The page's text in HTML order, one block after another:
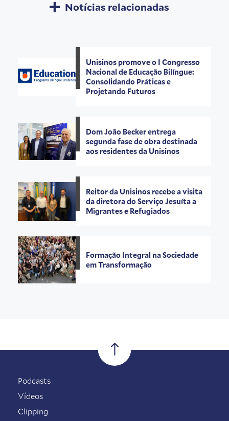
Notícias relacionadas
Unisinos promove o I Congresso
Nacional de Educação Bilíngue:
Consolidando Práticas e
Projetando Futuros
Dom João Becker entrega
segunda fase de obra destinada
aos residentes da Unisinos
Reitor da Unisinos recebe a visita
da diretora do Serviço Jesuíta a
Migrantes e Refugiados
Formação Integral na Sociedade
em Transformação
Podcasts
Vídeos
Clipping